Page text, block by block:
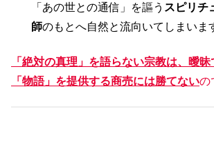
「あの世との通信」を謳う スピリチ
師のもとへ自然と流向いてしまいま
「絶対の真理」を語らない宗教は、曖
「物語」を提供する商売には勝てないの